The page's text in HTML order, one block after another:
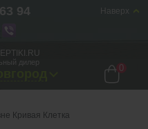
дилер
0
Кривая Клетка
Наверх
94